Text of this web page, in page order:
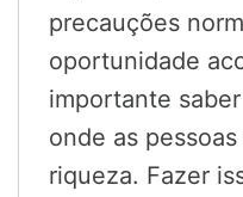
precauções
oportunidade
importante
onde as
riqueza. Fazer